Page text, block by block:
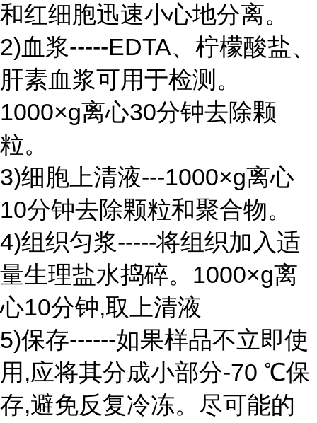
和红细胞迅速小心地分离。
2)血浆-----EDTA、柠檬酸盐、
肝素血浆可用于检测。
1000×g离心30分钟去除颗
粒。
3)细胞上清液---1000×g离心
10分钟去除颗粒和聚合物。
4)组织匀浆-----将组织加入适
量生理盐水捣碎。1000×g离
心10分钟,取上清液
5)保存------如果样品不立即使
用,应将其分成小部分-70 ℃保
存,避免反复冷冻。尽可能的